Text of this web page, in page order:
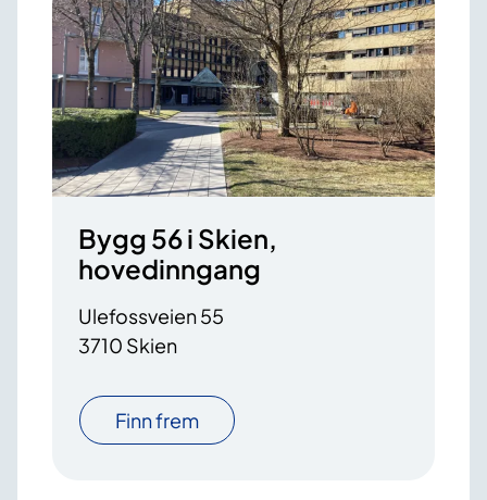
Bygg 56 i Skien,
hovedinngang
Ulefossveien 55
3710 Skien
Finn frem